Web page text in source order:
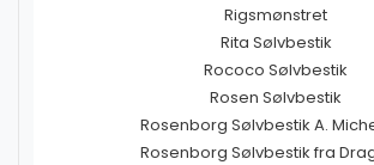
Rigsmønstret
Rita Sølvbestik
Rococo Sølvbestik
Rosen Sølvbestik
Rosenborg Sølvbestik A.
Rosenborg Sølvbestik fra